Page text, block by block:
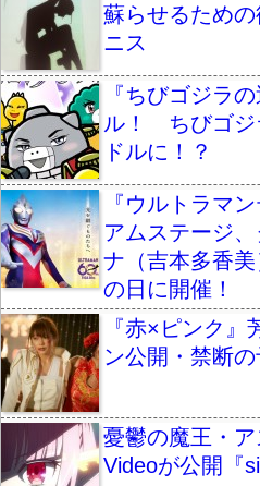
蘇らせるため
ニス
『ちびゴジラ
ル！ ちびゴジ
ドルに！？
『ウルトラマ
アムステージ
ナ（吉本多香
の日に開催！
『赤×ピンク
ン公開・禁断の
憂鬱の魔王・
Videoが公開『